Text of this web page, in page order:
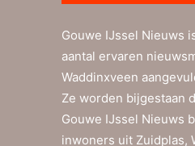
Gouwe IJssel Nieuws
aantal ervaren
Waddinxveen
Ze worden bijgestaan
Gouwe IJssel Nieuws
inwoners uit Zuidplas,